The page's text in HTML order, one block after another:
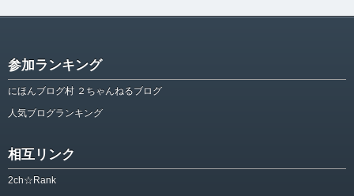
参加ランキング
にほんブログ村 ２ちゃんねるブログ
人気ブログランキング
相互リンク
2ch☆Rank